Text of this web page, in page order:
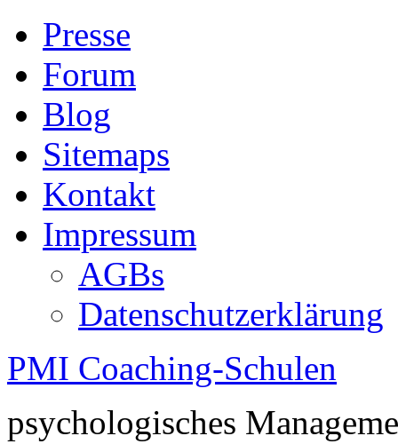
Presse
Forum
Blog
Sitemaps
Kontakt
Impressum
AGBs
Datenschutzerklärung
PMI Coaching-Schulen
psychologisches